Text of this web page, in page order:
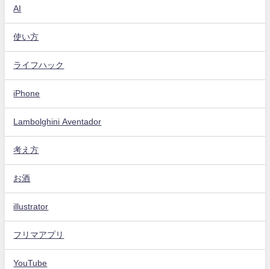
AI
使い方
ライフハック
iPhone
Lambolghini Aventador
考え方
お酒
illustrator
フリマアプリ
YouTube